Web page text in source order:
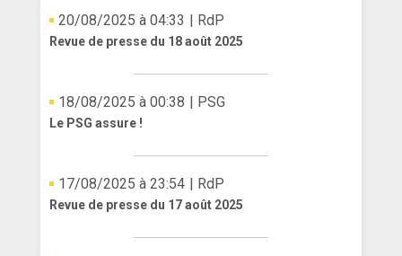
20/08/2025 à 04:33 | RdP
Revue de presse du 18 août 2025
18/08/2025 à 00:38 | PSG
Le PSG assure !
17/08/2025 à 23:54 | RdP
Revue de presse du 17 août 2025